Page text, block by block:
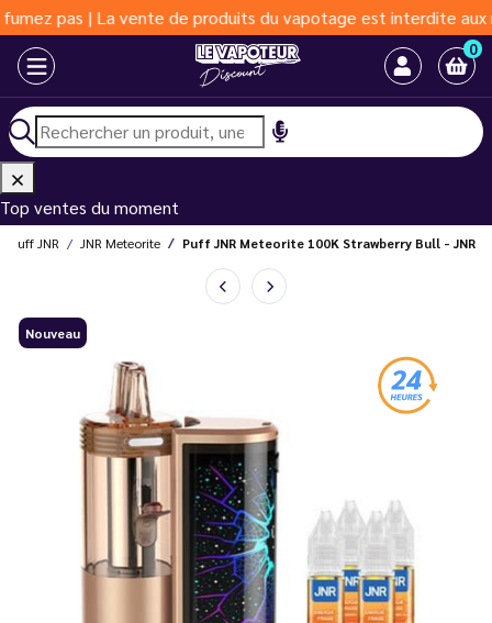
| La vente de produits du vapotage est interdite aux
0
Top ventes du moment
Puff JNR JNR Meteorite Puff JNR Meteorite 100K Strawberry Bull - JNR
Nouveau